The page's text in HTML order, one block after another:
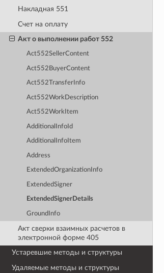
Накладная 551
Счет на оплату
Акт о выполнении работ 552
Act552SellerContent
Act552BuyerContent
Act552TransferInfo
Act552WorkDescription
Act552WorkItem
AdditionalInfoId
AdditionalInfoItem
Address
ExtendedOrganizationInfo
ExtendedSigner
ExtendedSignerDetails
GroundInfo
Акт сверки взаимных расчетов в
электронной форме 405
Устаревшие методы и структуры
Удаляемые методы и структуры